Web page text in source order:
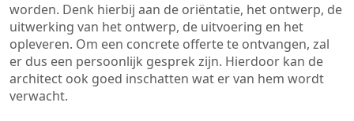
worden. Denk hierbij aan de oriëntatie, het ontwerp, de
uitwerking van het ontwerp, de uitvoering en het
opleveren. Om een concrete offerte te ontvangen, zal
er dus een persoonlijk gesprek zijn. Hierdoor kan de
architect ook goed inschatten wat er van hem wordt
verwacht.